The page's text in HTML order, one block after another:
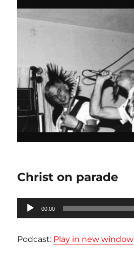
Christ on parade
Lecteur
audio
00:00
Podcast: Play in new window